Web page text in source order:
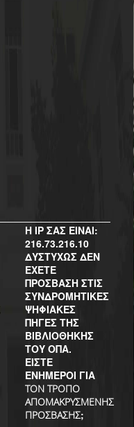
Η IP ΣΑΣ ΕΙΝΑΙ:
216.73.216.10
ΔΥΣΤΥΧΩΣ ΔΕΝ
ΕΧΕΤΕ
ΠΡΟΣΒΑΣΗ ΣΤΙΣ
ΣΥΝΔΡΟΜΗΤΙΚΕΣ
ΨΗΦΙΑΚΕΣ
ΠΗΓΕΣ ΤΗΣ
ΒΙΒΛΙΟΘΗΚΗΣ
ΤΟΥ ΟΠΑ.
ΕΙΣΤΕ
ΕΝΗΜΕΡΟΙ ΓΙΑ
ΤΟΝ ΤΡΟΠΟ
ΑΠΟΜΑΚΡΥΣΜΕΝΗΣ
ΠΡΟΣΒΑΣΗΣ;